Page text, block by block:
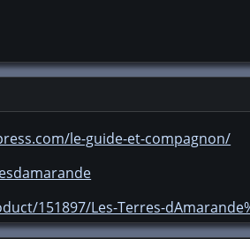
le-guide-et-compagnon/
151897/Les-Terres-